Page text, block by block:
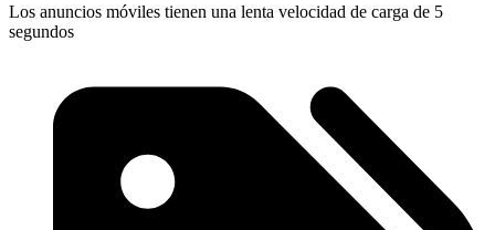
Los anuncios móviles tienen una lenta velocidad de carga de 5
segundos